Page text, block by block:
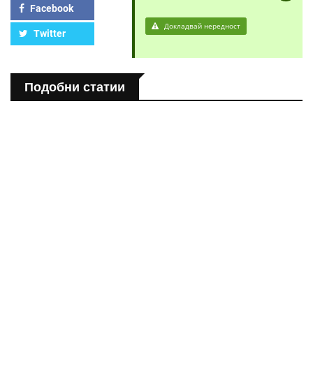
Facebook
Twitter
Докладвай нередност
Подобни статии